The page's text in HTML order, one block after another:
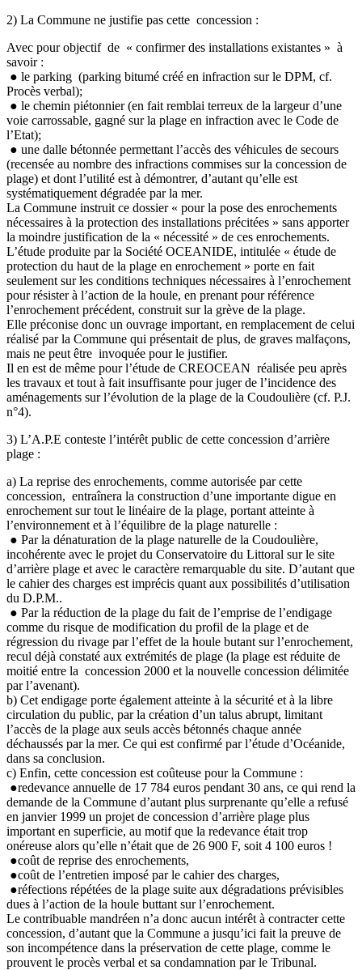
2) La Commune ne justifie pas cette concession :
Avec pour objectif de « confirmer des installations existantes » à
savoir :
● le parking (parking bitumé créé en infraction sur le DPM, cf.
Procès verbal);
● le chemin piétonnier (en fait remblai terreux de la largeur d’une
voie carrossable, gagné sur la plage en infraction avec le Code de
l’Etat);
● une dalle bétonnée permettant l’accès des véhicules de secours
(recensée au nombre des infractions commises sur la concession de
plage) et dont l’utilité est à démontrer, d’autant qu’elle est
systématiquement dégradée par la mer.
La Commune instruit ce dossier « pour la pose des enrochements
nécessaires à la protection des installations précitées » sans apporter
la moindre justification de la « nécessité » de ces enrochements.
L’étude produite par la Société OCEANIDE, intitulée « étude de
protection du haut de la plage en enrochement » porte en fait
seulement sur les conditions techniques nécessaires à l’enrochement
pour résister à l’action de la houle, en prenant pour référence
l’enrochement précédent, construit sur la grève de la plage.
Elle préconise donc un ouvrage important, en remplacement de celui
réalisé par la Commune qui présentait de plus, de graves malfaçons,
mais ne peut être invoquée pour le justifier.
Il en est de même pour l’étude de CREOCEAN réalisée peu après
les travaux et tout à fait insuffisante pour juger de l’incidence des
aménagements sur l’évolution de la plage de la Coudoulière (cf. P.J.
n°4).
3) L’A.P.E conteste l’intérêt public de cette concession d’arrière
plage :
a) La reprise des enrochements, comme autorisée par cette
concession, entraînera la construction d’une importante digue en
enrochement sur tout le linéaire de la plage, portant atteinte à
l’environnement et à l’équilibre de la plage naturelle :
● Par la dénaturation de la plage naturelle de la Coudoulière,
incohérente avec le projet du Conservatoire du Littoral sur le site
d’arrière plage et avec le caractère remarquable du site. D’autant que
le cahier des charges est imprécis quant aux possibilités d’utilisation
du D.P.M..
● Par la réduction de la plage du fait de l’emprise de l’endigage
comme du risque de modification du profil de la plage et de
régression du rivage par l’effet de la houle butant sur l’enrochement,
recul déjà constaté aux extrémités de plage (la plage est réduite de
moitié entre la concession 2000 et la nouvelle concession délimitée
par l’avenant).
b) Cet endigage porte également atteinte à la sécurité et à la libre
circulation du public, par la création d’un talus abrupt, limitant
l’accès de la plage aux seuls accès bétonnés chaque année
déchaussés par la mer. Ce qui est confirmé par l’étude d’Océanide,
dans sa conclusion.
c) Enfin, cette concession est coûteuse pour la Commune :
●redevance annuelle de 17 784 euros pendant 30 ans, ce qui rend la
demande de la Commune d’autant plus surprenante qu’elle a refusé
en janvier 1999 un projet de concession d’arrière plage plus
important en superficie, au motif que la redevance était trop
onéreuse alors qu’elle n’était que de 26 900 F, soit 4 100 euros !
●coût de reprise des enrochements,
●coût de l’entretien imposé par le cahier des charges,
●réfections répétées de la plage suite aux dégradations prévisibles
dues à l’action de la houle buttant sur l’enrochement.
Le contribuable mandréen n’a donc aucun intérêt à contracter cette
concession, d’autant que la Commune a jusqu’ici fait la preuve de
son incompétence dans la préservation de cette plage, comme le
prouvent le procès verbal et sa condamnation par le Tribunal.